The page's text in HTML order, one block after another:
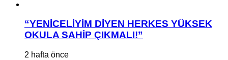
“YENİCELİYİM DİYEN HERKES YÜKSEK
OKULA SAHİP ÇIKMALI!”
2 hafta önce